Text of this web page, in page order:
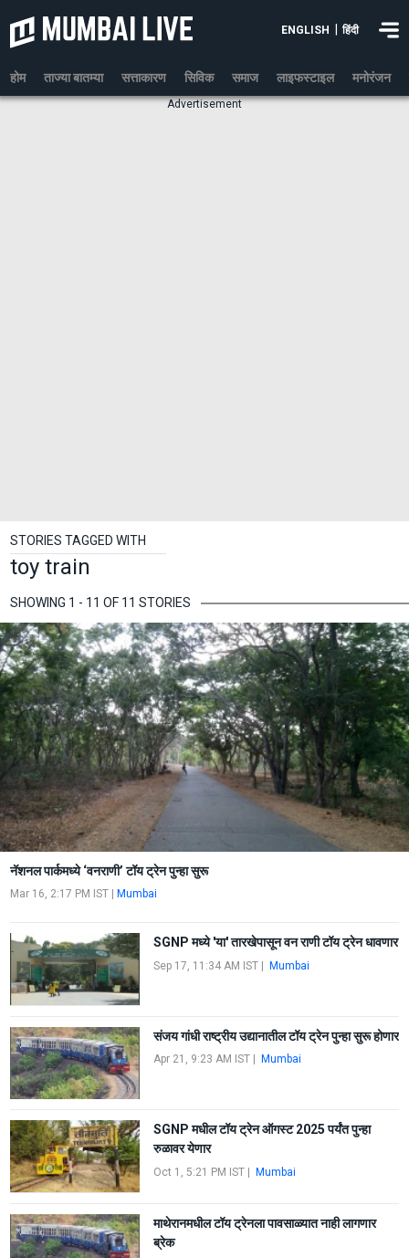
ENGLISH हिंदी
होम ताज्या बातम्या सत्ताकारण सिविक समाज लाइफस्टाइल मनोरंजन
Advertisement
STORIES TAGGED WITH
toy train
SHOWING 1 - 11 OF 11 STORIES
नॅशनल पार्कमध्ये ‘वनराणी’ टॉय ट्रेन पुन्हा सुरू
Mar 16, 2:17 PM IST Mumbai
SGNP मध्ये 'या' तारखेपासून वन राणी टॉय ट्रेन धावणार
Sep 17, 11:34 AM IST| Mumbai
संजय गांधी राष्ट्रीय उद्यानातील टॉय ट्रेन पुन्हा सुरू होणार
Apr 21, 9:23 AM IST| Mumbai
SGNP मधील टॉय ट्रेन ऑगस्ट 2025 पर्यंत पुन्हा
रुळावर येणार
Oct 1, 5:21 PM IST| Mumbai
माथेरानमधील टॉय ट्रेनला पावसाळ्यात नाही लागणार
ब्रेक